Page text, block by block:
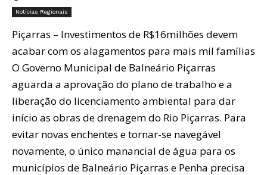
Notícias Regionais
Piçarras – Investimentos de R$16milhões devem
acabar com os alagamentos para mais mil famílias
O Governo Municipal de Balneário Piçarras
aguarda a aprovação do plano de trabalho e a
liberação do licenciamento ambiental para dar
início as obras de drenagem do Rio Piçarras. Para
evitar novas enchentes e tornar-se navegável
novamente, o único manancial de água para os
municípios de Balneário Piçarras e Penha precisa